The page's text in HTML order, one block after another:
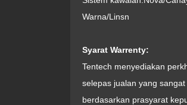
Warna/Linsn
Syarat Warrenty:
Tentech menyediakan
selepas jualan yang sangat
berdasarkan prasyarat